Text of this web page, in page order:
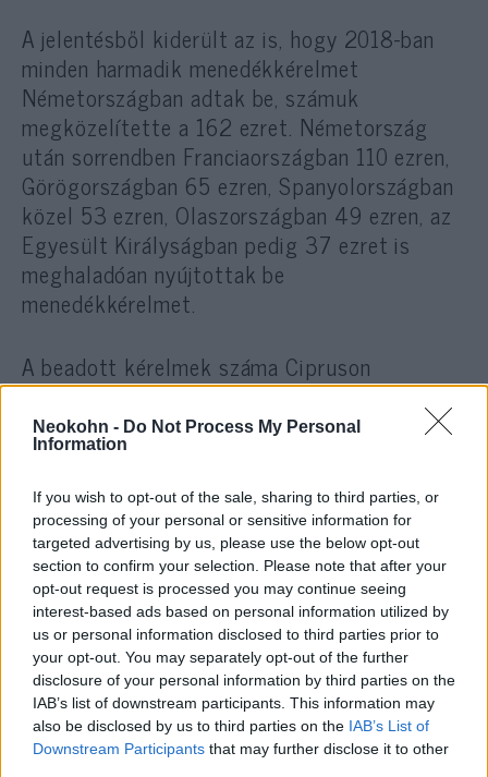
Neokohn - Do Not Process My Personal
Information
If you wish to opt-out of the sale, sharing to third parties, or
processing of your personal or sensitive information for
targeted advertising by us, please use the below opt-out
section to confirm your selection. Please note that after your
opt-out request is processed you may continue seeing
interest-based ads based on personal information utilized by
us or personal information disclosed to third parties prior to
your opt-out. You may separately opt-out of the further
disclosure of your personal information by third parties on the
IAB’s list of downstream participants. This information may
also be disclosed by us to third parties on the IAB’s List of
Downstream Participants that may further disclose it to other
A jelentésből kiderült az is, hogy 2018-ban
minden harmadik menedékkérelmet
Németországban adtak be, számuk
megközelítette a 162 ezret. Németország
után sorrendben Franciaországban 110 ezren,
Görögországban 65 ezren, Spanyolországban
közel 53 ezren, Olaszországban 49 ezren, az
Egyesült Királyságban pedig 37 ezret is
meghaladóan nyújtottak be
menedékkérelmet.
A beadott kérelmek száma Cipruson
növekedett a leginkább. Az előző évhez
képest tavaly 70 százalékkal többen
nyújtottak be menedékkérelmet a
szigetországban. Spanyolországban 60
százalékkal, Belgiumban 29 százalékkal,
Hollandiában 27 százalékkal,
Franciaországban 20 százalékkal többen
kérelmeztek menedékstátuszt. Ezzel
szemben csökkenő tendencia volt
tapasztalható Olaszországban, ahol 61
százalékkal kevesebben kértek menedéket
tavaly. A csökkenő arány Ausztriában 49,
Svédországban 19, és Németországban 18